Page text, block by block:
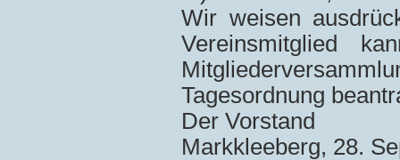
Wir weisen
Vereinsmitglied
Tagesordnung
Der Vorstand
Markkleeberg, 28.